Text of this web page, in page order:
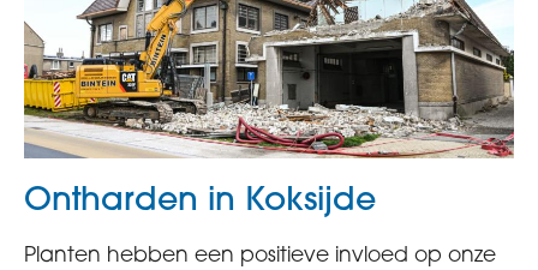
Ontharden in Koksijde
Planten hebben een positieve invloed op onze